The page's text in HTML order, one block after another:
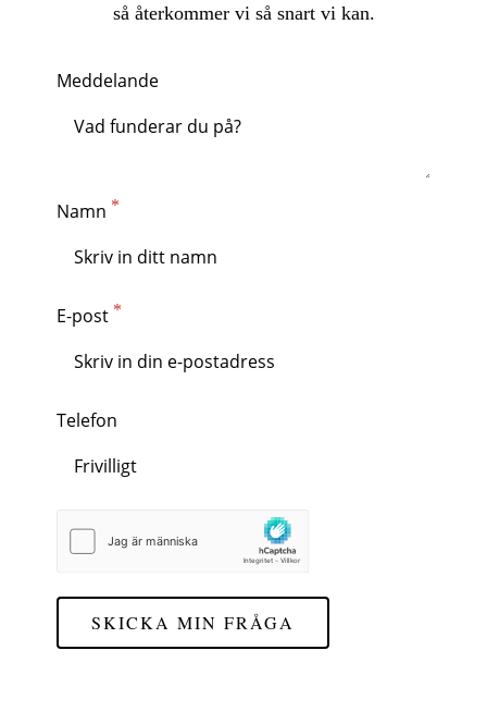
så återkommer vi så snart vi kan.
Meddelande
Namn
E-post
Telefon
SKICKA MIN FRÅGA